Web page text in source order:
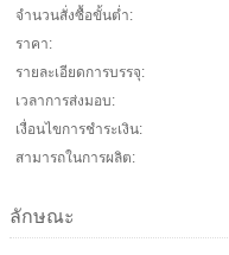
จำนวนสั่งซื้อขั้นต่ำ:
ราคา:
รายละเอียดการบรรจุ:
เวลาการส่งมอบ:
เงื่อนไขการชำระเงิน:
สามารถในการผลิต:
ลักษณะ